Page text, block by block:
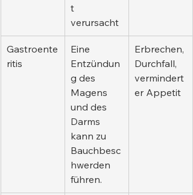
t
verursacht
Gastroente
ritis
Eine
Entzündun
g des
Magens
und des
Darms
kann zu
Bauchbesc
hwerden
führen.
Erbrechen,
Durchfall,
vermindert
er Appetit